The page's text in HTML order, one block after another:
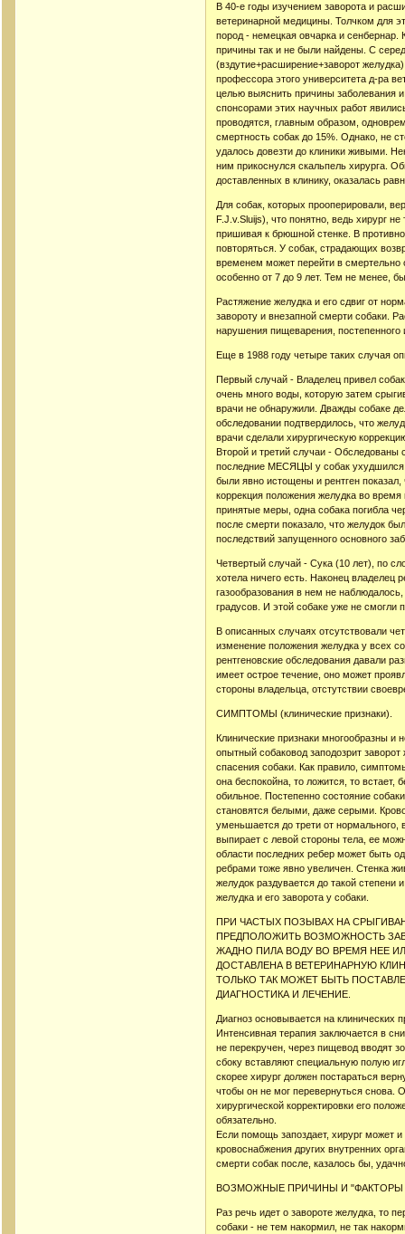
В 40-е годы изучением заворота и
ветеринарной медицины. Толчком для
пород - немецкая овчарка и
причины так и не были найдены. С
(вздутие+расширение+заворот
профессора этого университета д-ра
целью выяснить причины заболевания
спонсорами этих научных работ
проводятся, главным образом,
смертность собак до 15%. Однако, не
удалось довезти до клиники живыми.
ним прикоснулся скальпель хирурга.
доставленных в клинику, оказалась
Для собак, которых прооперировали,
F.J.v.Sluijs), что понятно, ведь хирург
пришивая к брюшной стенке. В
повторяться. У собак, страдающих
временем может перейти в смертельно
особенно от 7 до 9 лет. Тем не менее,
Растяжение желудка и его сдвиг от
завороту и внезапной смерти собаки.
нарушения пищеварения, постепенного
Еще в 1988 году четыре таких случая
Первый случай - Владелец привел
очень много воды, которую затем
врачи не обнаружили. Дважды собаке
обследовании подтвердилось, что
врачи сделали хирургическую
Второй и третий случаи - Обследованы
последние МЕСЯЦЫ у собак ухудшился
были явно истощены и рентген
коррекция положения желудка во
принятые меры, одна собака погибла
после смерти показало, что желудок
последствий запущенного основного
Четвертый случай - Сука (10 лет), по
хотела ничего есть. Наконец владелец
газообразования в нем не
градусов. И этой собаке уже не смогли
В описанных случаях отсутствовали
изменение положения желудка у всех
рентгеновские обследования давали
имеет острое течение, оно может
стороны владельца, отстутствии
СИМПТОМЫ (клинические признаки).
Клинические признаки многообразны
опытный собаковод заподозрит
спасения собаки. Как правило,
она беспокойна, то ложится, то
обильное. Постепенно состояние
становятся белыми, даже серыми.
уменьшается до трети от нормального,
выпирает с левой стороны тела, ее
области последних ребер может быть
ребрами тоже явно увеличен. Стенка
желудок раздувается до такой степени
желудка и его заворота у собаки.
ПРИ ЧАСТЫХ ПОЗЫВАХ НА
ПРЕДПОЛОЖИТЬ ВОЗМОЖНОСТЬ
ЖАДНО ПИЛА ВОДУ ВО ВРЕМЯ НЕЕ
ДОСТАВЛЕНА В ВЕТЕРИНАРНУЮ
ТОЛЬКО ТАК МОЖЕТ БЫТЬ
ДИАГНОСТИКА И ЛЕЧЕНИЕ.
Диагноз основывается на клинических
Интенсивная терапия заключается в
не перекручен, через пищевод вводят
сбоку вставляют специальную полую
скорее хирург должен постараться
чтобы он не мог перевернуться снова.
хирургической корректировки его
обязательно.
Если помощь запоздает, хирург может
кровоснабжения других внутренних
смерти собак после, казалось бы,
ВОЗМОЖНЫЕ ПРИЧИНЫ И "ФАКТОРЫ
Раз речь идет о завороте желудка, то
собаки - не тем накормил, не так